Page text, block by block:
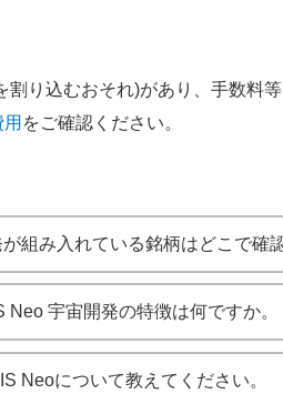
り込むおそれ)があり、手数料
用 をご確認ください。
組み入れている銘柄はどこで確
Neo 宇宙開発の特徴は何ですか。
Neoについて教えてください。